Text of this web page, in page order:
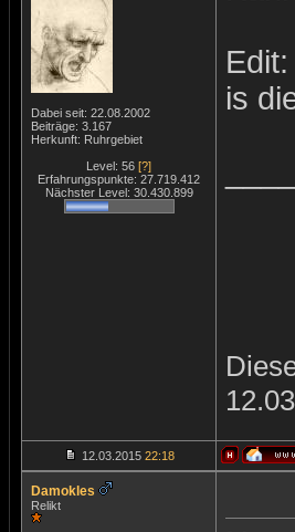
Dabei seit: 22.08.2002
Beiträge: 3.167
Herkunft: Ruhrgebiet
Level: 56 [?]
Erfahrungspunkte: 27.719.412
Nächster Level: 30.430.899
is
12.03.2015 22:18
Damokles
Relikt